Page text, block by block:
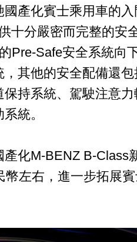
產化賓士乘用車的
十分嚴密而完整的安
Pre-Safe安全系統向
，其他的安全配備還
持系統、駕駛注意
統。
化M-BENZ B-Class
幣左右，進一步拓展